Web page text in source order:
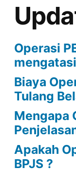
Operasi
Biaya
Tulang
Mengapa
Apakah
BPJS ?